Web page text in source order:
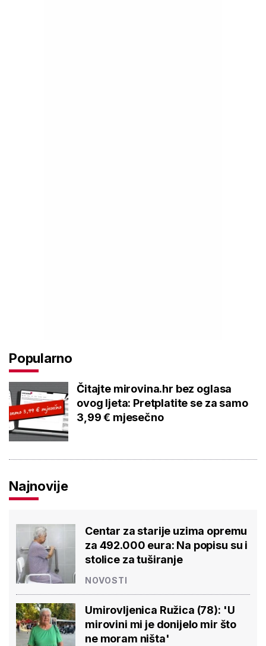
Popularno
Čitajte mirovina.hr bez oglasa
ovog ljeta: Pretplatite se za samo
3,99 € mjesečno
Najnovije
Centar za starije uzima opremu
za 492.000 eura: Na popisu su i
stolice za tuširanje
NOVOSTI
Umirovljenica Ružica (78): 'U
mirovini mi je donijelo mir što
ne moram ništa'